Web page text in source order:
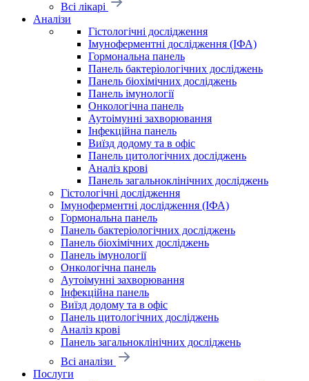
Всі лікарі
Аналізи
Гістологічні дослідження
Імуноферментні дослідження (ІФА)
Гормональна панель
Панель бактеріологічних досліджень
Панель біохімічних досліджень
Панель імунології
Онкологічна панель
Аутоімунні захворювання
Інфекційна панель
Виїзд додому та в офіс
Панель цитологічних досліджень
Аналіз крові
Панель загальноклінічних досліджень
Гістологічні дослідження
Імуноферментні дослідження (ІФА)
Гормональна панель
Панель бактеріологічних досліджень
Панель біохімічних досліджень
Панель імунології
Онкологічна панель
Аутоімунні захворювання
Інфекційна панель
Виїзд додому та в офіс
Панель цитологічних досліджень
Аналіз крові
Панель загальноклінічних досліджень
Всі аналізи
Послуги